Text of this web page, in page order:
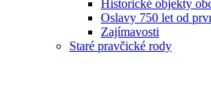
Historické objekty
Oslavy 750 let od
Zajímavosti
Staré pravčické rody